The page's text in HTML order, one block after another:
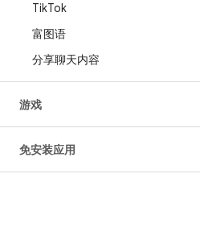
TikTok
富图语
分享聊天内容
游戏
免安装应用